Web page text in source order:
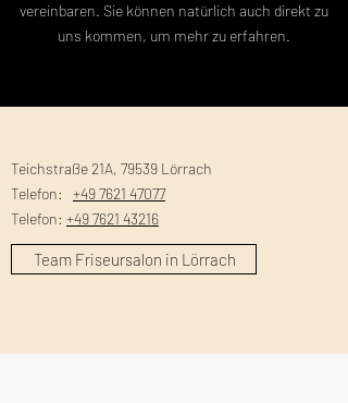
vereinbaren. Sie können natürlich auch direkt zu
uns kommen, um mehr zu erfahren.
Teichstraße 21A, 79539 Lörrach
Telefon: +49 7621 47077
Telefon: +49 7621 43216
Team Friseursalon in Lörrach